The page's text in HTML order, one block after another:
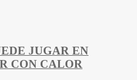
JUGAR EN
CON CALOR